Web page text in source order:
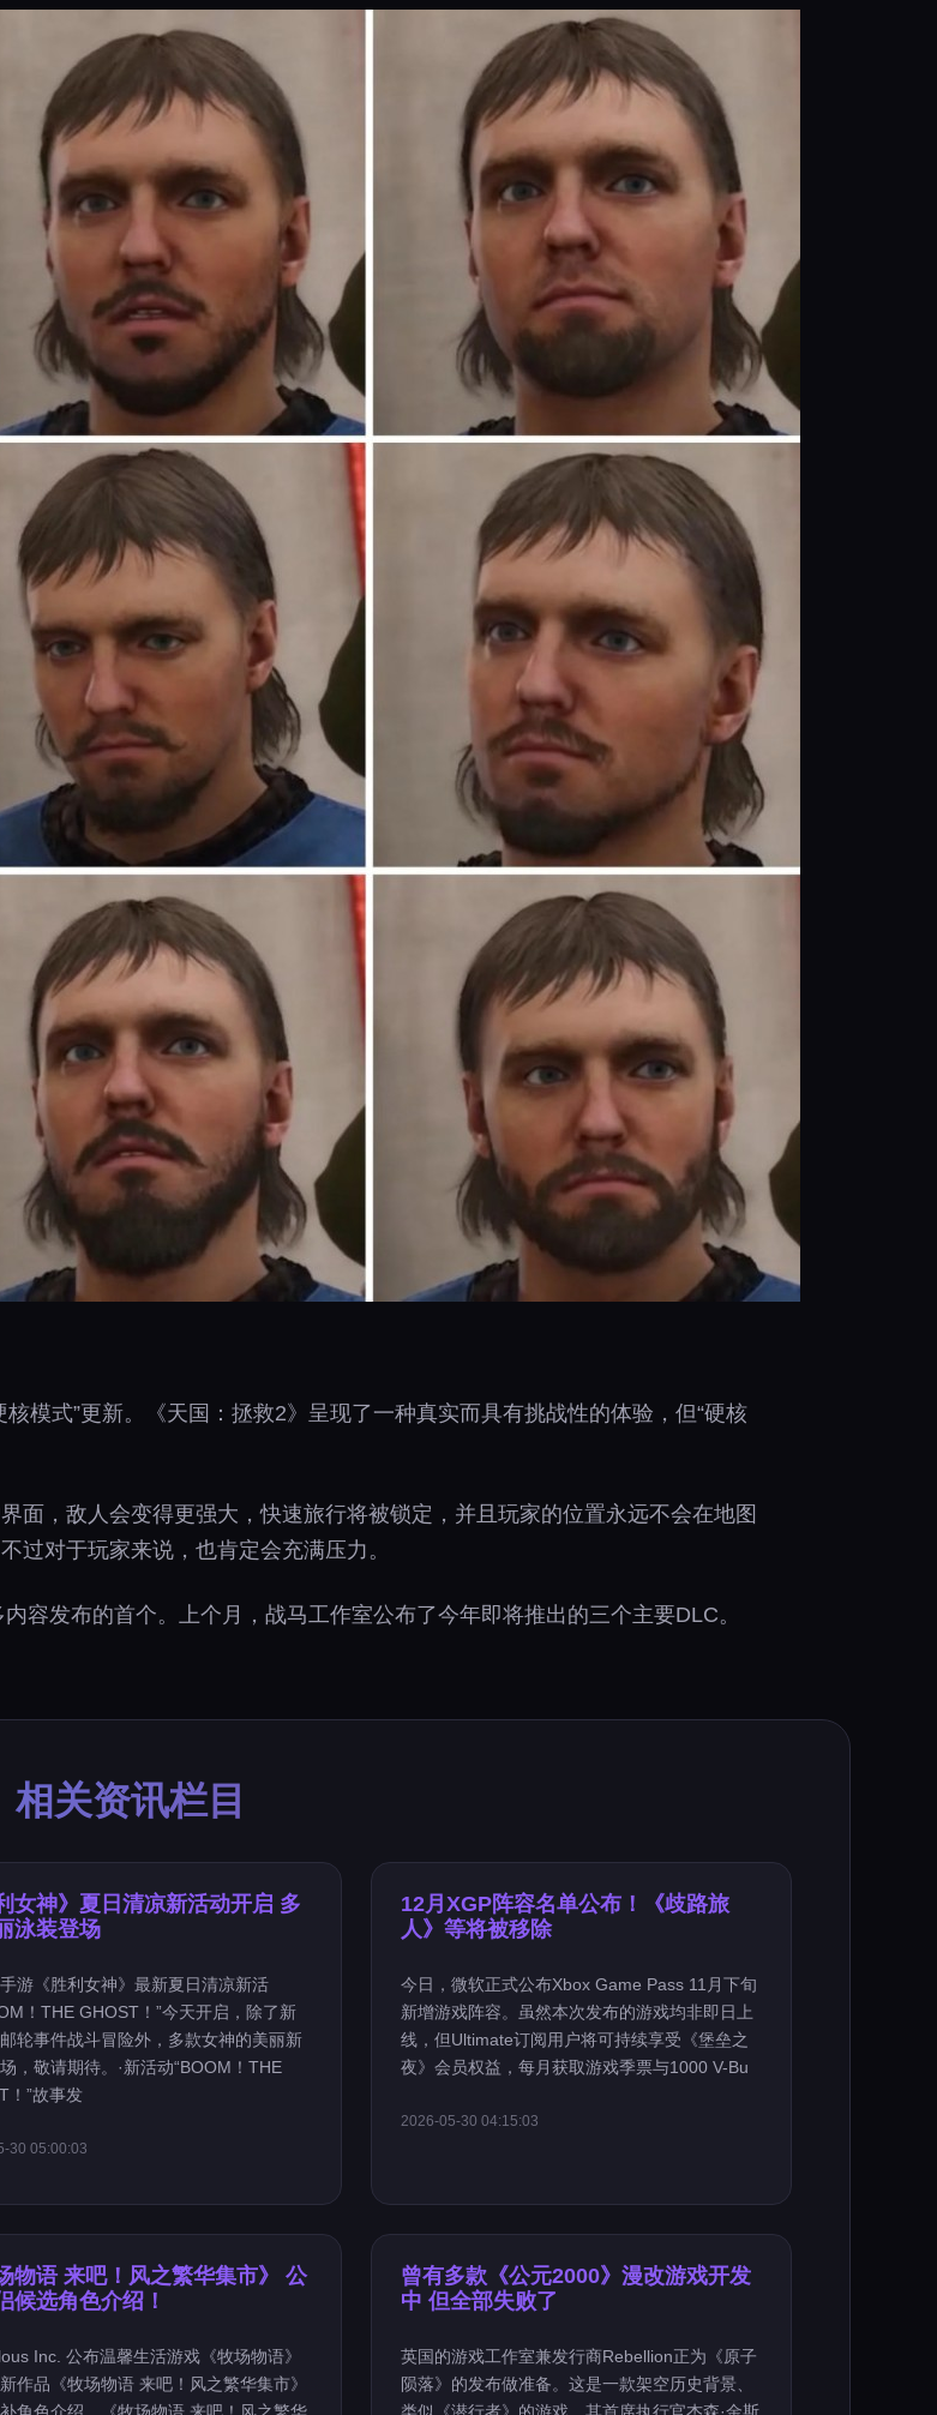
模式”更新。《天国：拯救2》呈现了一种真实而具有挑战性的体验，但“硬核
面，敌人会变得更强大，快速旅行将被锁定，并且玩家的位置永远不会在地图
过对于玩家来说，也肯定会充满压力。
容发布的首个。上个月，战马工作室公布了今年即将推出的三个主要DLC。
相关资讯栏目
女神》夏日清凉新活动开启 多
泳装登场
游《胜利女神》最新夏日清凉新活
！THE GHOST！”今天开启，除了新
轮事件战斗冒险外，多款女神的美丽新
，敬请期待。·新活动“BOOM！THE
！”故事发
30 05:00:03
12月XGP阵容名单公布！《歧路旅
人》等将被移除
今日，微软正式公布Xbox Game Pass 11月下旬
新增游戏阵容。虽然本次发布的游戏均非即日上
线，但Ultimate订阅用户将可持续享受《堡垒之
夜》会员权益，每月获取游戏季票与1000 V-Bu
2026-05-30 04:15:03
物语 来吧！风之繁华集市》 公
候选角色介绍！
Inc. 公布温馨生活游戏《牧场物语》
作品《牧场物语 来吧！风之繁华集市》
曾有多款《公元2000》漫改游戏开发
中 但全部失败了
英国的游戏工作室兼发行商Rebellion正为《原子
陨落》的发布做准备。这是一款架空历史背景、